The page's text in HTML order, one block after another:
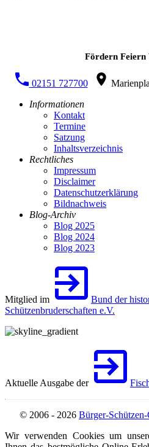
Fördern Feiern
02151 727700
Informationen
Kontakt
Termine
Satzung
Inhaltsverzeichnis
Rechtliches
Impressum
Disclaimer
Datenschutzerklärung
Bildnachweis
Blog-Archiv
Blog 2025
Blog 2024
Blog 2023
Mitglied im
Bund der
Schützenbruderschaften e.V.
Aktuelle Ausgabe der
© 2006 - 2026 Bürger-
Wir verwenden Cookies um